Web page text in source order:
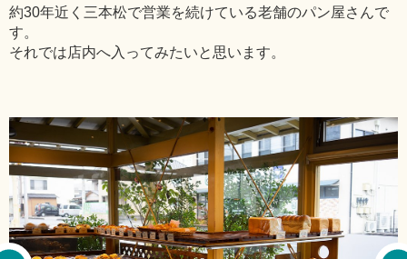
約30年近く三本松で営業を続けている老舗のパン屋さんで
す。
それでは店内へ入ってみたいと思います。